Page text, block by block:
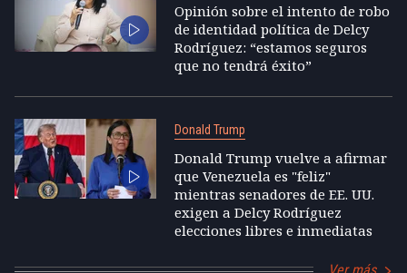
Opinión sobre el intento de robo
de identidad política de Delcy
Rodríguez: “estamos seguros
que no tendrá éxito”
Donald Trump
Donald Trump vuelve a afirmar
que Venezuela es "feliz"
mientras senadores de EE. UU.
exigen a Delcy Rodríguez
elecciones libres e inmediatas
Ver más